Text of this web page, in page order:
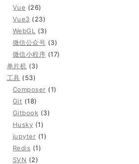
Vue (26)
Vue3 (23)
WebGL
(3)
微信公众号 (3)
微信小程序 (17)
单片机 (3)
工具 (53)
Composer (1)
Git (18)
Gitbook (3)
Husky (1)
jupyter (1)
Redis (1)
SVN (2)